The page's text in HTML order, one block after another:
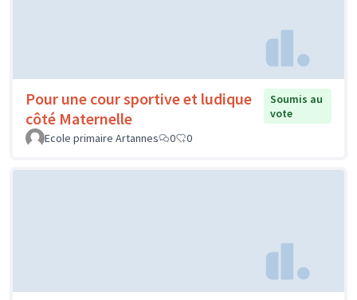
Pour une cour sportive et ludique
côté Maternelle
Soumis au
vote
Ecole primaire Artannes
0 0